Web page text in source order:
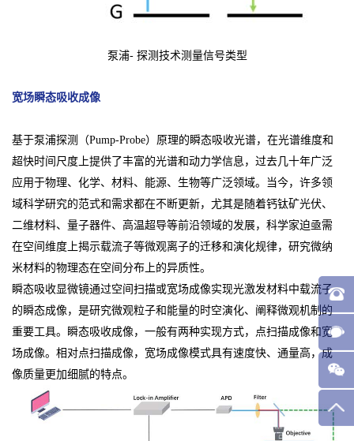
泵浦- 探测技术测量信号类型
宽场瞬态吸收成像
基于泵浦探测（Pump-Probe）原理的瞬态吸收光谱，在光谱维度和
超快时间尺度上提供了丰富的光谱和动力学信息，过去几十年广泛
应用于物理、化学、材料、能源、生物等广泛领域。当今，许多领
域科学研究的范式和需求都在不断更新，尤其是随着钙钛矿光伏、
二维材料、量子器件、高温超导等前沿领域的发展，科学家迫亟需
在空间维度上揭示载流子等微观离子的迁移和演化规律，研究微纳
米材料的物理态在空间分布上的异质性。
瞬态吸收显微镜通过空间扫描或宽场成像实现光激发材料中载流子
的瞬态成像，是研究微观粒子和能量的时空演化、阐释微观机制的
重要工具。瞬态吸收成像，一般有两种实现方式，点扫描成像和宽
场成像。相对点扫描成像，宽场成像模式具有速度快、通量高，成
像质量更加细腻的特点。